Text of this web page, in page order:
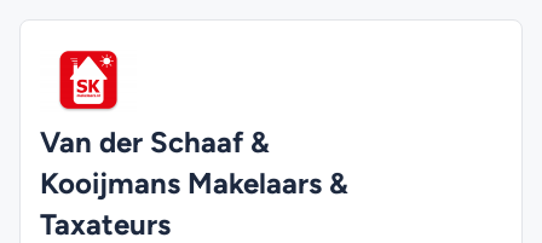
Van der Schaaf &
Kooijmans Makelaars &
Taxateurs